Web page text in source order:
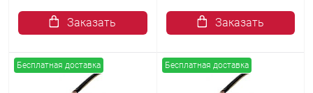
Заказать Заказать
Бесплатная доставка Бесплатная доставка